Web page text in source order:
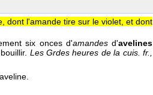
dont l'amande tire sur le violet, et dont
six onces d'amandesd'avelines
Les Grdes heures de la cuis. fr.,